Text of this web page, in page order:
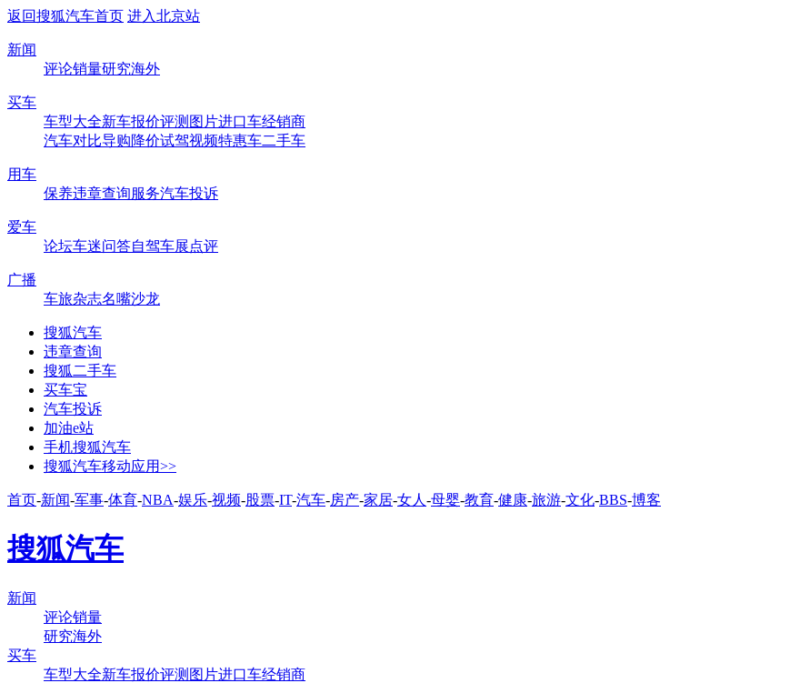
返回搜狐汽车首页 进入北京站
新闻
评论销量研究海外
买车
车型大全新车报价评测 图片进口车经销商
汽车对比导购降价试驾视频特惠车二手车
用车
保养违章查询服务汽车投诉
爱车
论坛车迷问答自驾车展点评
广播
车旅杂志名嘴沙龙
搜狐汽车
违章查询
搜狐二手车
买车宝
汽车投诉
加油e站
手机搜狐汽车
搜狐汽车移动应用>>
首页-新闻-军事-体育-NBA-娱乐-视频-股票-IT-汽车-房产-家居-女人 -母婴-教育-健康-旅游-文化-BBS-博客
搜狐汽车
新闻
评论销量
研究海外
买车
车型大全新车报价评测 图片进口车经销商